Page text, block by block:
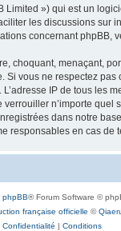
») qui est un
les discussions sur
concernant phpBB,
choquant, menaçant,
vous ne respectez
IP de tous les
n’importe
dans notre
en cas
phpBB® Forum Software ©
française officielle ©
Confidentialité | Conditions